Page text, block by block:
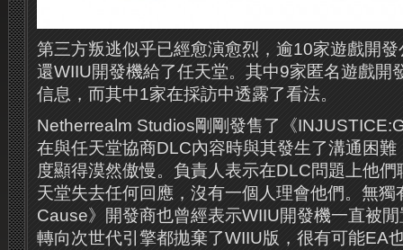
第三方叛逃似乎已經愈演愈烈，逾10家遊戲開
還WIIU開發機給了任天堂。其中9家匿名遊戲開
信息，而其中1家在採訪中透露了看法。
Netherrealm Studios剛剛發售了《
在與任天堂協商DLC內容時與其發生了溝通困
度顯得漠然傲慢。負責人表示在DLC問題上他
天堂失去任何回應，沒有一個人理會他們。無獨
Cause》開發商也曾經表示WIIU開發機一直被
轉向次世代引擎都拋棄了WIIU版，很有可能EA